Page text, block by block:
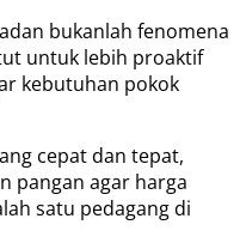
bukanlah fenomena
untuk lebih proaktif
kebutuhan pokok
cepat dan tepat,
pangan agar harga
satu pedagang di